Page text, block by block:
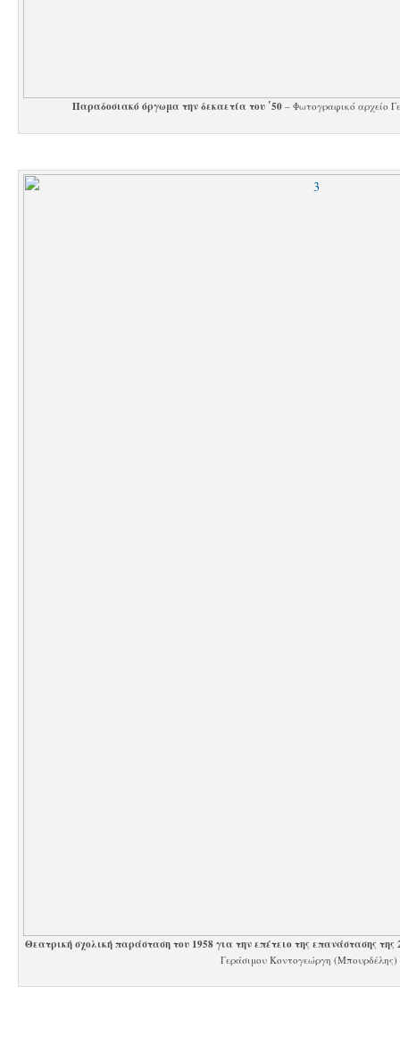
Παραδοσιακό όργωμα την δεκαετία του ΄50– Φωτογραφικό αρχείο
Θεατρική σχολική παράσταση του 1958 για την επέτειο της επανάστασης της
Γεράσιμου Κοντογεώργη (Μπουρδέλης)